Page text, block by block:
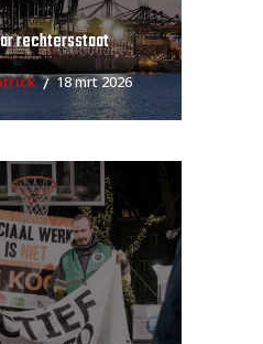
rechtersstaat
18 mrt 2026